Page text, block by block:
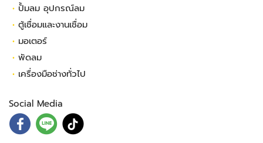
• ปั้มลม อุปกรณ์ลม
• ตู้เชื่อมและงานเชื่อม
• มอเตอร์
• พัดลม
• เครื่องมือช่างทั่วไป
Social Media